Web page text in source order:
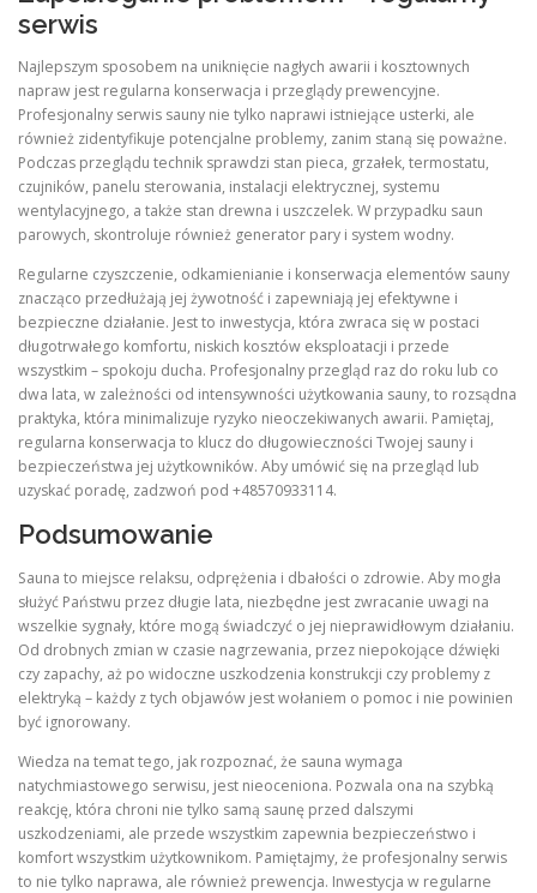
serwis
Najlepszym sposobem na uniknięcie nagłych awarii i kosztownych
napraw jest regularna konserwacja i przeglądy prewencyjne.
Profesjonalny serwis sauny nie tylko naprawi istniejące usterki, ale
również zidentyfikuje potencjalne problemy, zanim staną się poważne.
Podczas przeglądu technik sprawdzi stan pieca, grzałek, termostatu,
czujników, panelu sterowania, instalacji elektrycznej, systemu
wentylacyjnego, a także stan drewna i uszczelek. W przypadku saun
parowych, skontroluje również generator pary i system wodny.
Regularne czyszczenie, odkamienianie i konserwacja elementów sauny
znacząco przedłużają jej żywotność i zapewniają jej efektywne i
bezpieczne działanie. Jest to inwestycja, która zwraca się w postaci
długotrwałego komfortu, niskich kosztów eksploatacji i przede
wszystkim – spokoju ducha. Profesjonalny przegląd raz do roku lub co
dwa lata, w zależności od intensywności użytkowania sauny, to rozsądna
praktyka, która minimalizuje ryzyko nieoczekiwanych awarii. Pamiętaj,
regularna konserwacja to klucz do długowieczności Twojej sauny i
bezpieczeństwa jej użytkowników. Aby umówić się na przegląd lub
uzyskać poradę, zadzwoń pod +48570933114.
Podsumowanie
Sauna to miejsce relaksu, odprężenia i dbałości o zdrowie. Aby mogła
służyć Państwu przez długie lata, niezbędne jest zwracanie uwagi na
wszelkie sygnały, które mogą świadczyć o jej nieprawidłowym działaniu.
Od drobnych zmian w czasie nagrzewania, przez niepokojące dźwięki
czy zapachy, aż po widoczne uszkodzenia konstrukcji czy problemy z
elektryką – każdy z tych objawów jest wołaniem o pomoc i nie powinien
być ignorowany.
Wiedza na temat tego, jak rozpoznać, że sauna wymaga
natychmiastowego serwisu, jest nieoceniona. Pozwala ona na szybką
reakcję, która chroni nie tylko samą saunę przed dalszymi
uszkodzeniami, ale przede wszystkim zapewnia bezpieczeństwo i
komfort wszystkim użytkownikom. Pamiętajmy, że profesjonalny serwis
to nie tylko naprawa, ale również prewencja. Inwestycja w regularne